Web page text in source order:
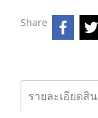
Share
รายละเอียดสิ